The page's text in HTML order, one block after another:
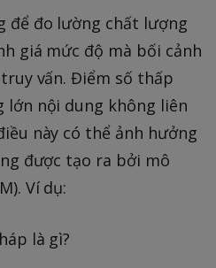
để đo lường chất lượng
giá mức độ mà bối cảnh
vấn. Điểm số thấp
lớn nội dung không liên
này có thể ảnh hưởng
được tạo ra bởi mô
Ví dụ:
là gì?